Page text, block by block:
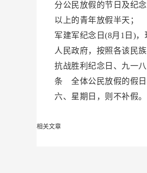
分公民放假的节日及
以上的青年放假半天
军建军纪念日(8月1日)
人民政府，按照各该
抗战胜利纪念日、九一
条 全体公民放假的假日
六、星期日，则不补
相关文章